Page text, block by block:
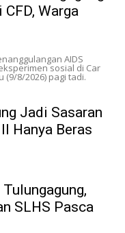
Warga
AIDS
sosial di Car
(9/8/2026) pagi tadi.
Jadi Sasaran
Hanya Beras
SLHS Pasca